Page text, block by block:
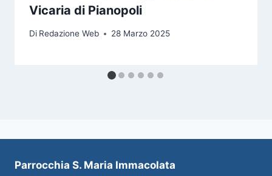
Vicaria di Pianopoli
Di Redazione Web 28 Marzo 2025
Parrocchia S. Maria Immacolata